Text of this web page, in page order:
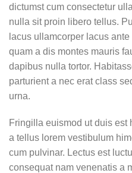
dictumst cum consectetur
nulla sit proin libero tellus.
lacus ullamcorper lacus
quam a dis montes mauris
dapibus nulla tortor.
parturient a nec erat class
urna.
Fringilla euismod ut duis est
a tellus lorem vestibulum
cum pulvinar. Lectus est
consequat nam venenatis a